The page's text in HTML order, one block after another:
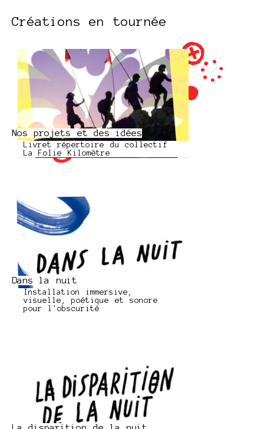
Créations en tournée
Nos projets et des idées
Livret répertoire du collectif
La Folie Kilomètre
Dans la nuit
Installation immersive,
visuelle, poétique et sonore
pour l'obscurité